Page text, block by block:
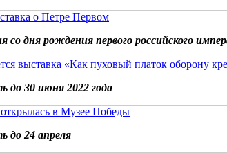
о Петре Первом
со дня рождения первого российского
выставка «Как пуховый платок оборону
до 30 июня 2022 года
в Музее Победы
до 24 апреля